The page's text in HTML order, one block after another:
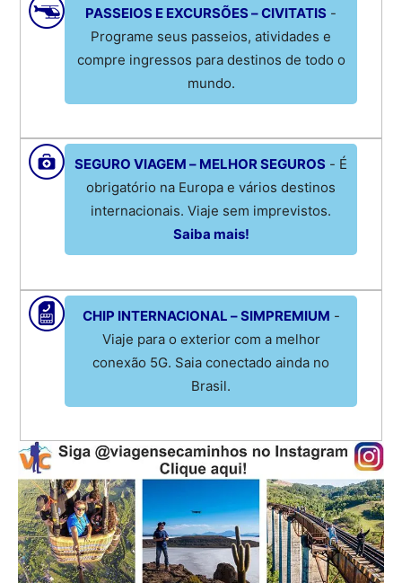
PASSEIOS E EXCURSÕES – CIVITATIS -
Programe seus passeios, atividades e
compre ingressos para destinos de todo o
mundo.
SEGURO VIAGEM – MELHOR SEGUROS - É
obrigatório na Europa e vários destinos
internacionais. Viaje sem imprevistos.
Saiba mais!
CHIP INTERNACIONAL – SIMPREMIUM -
Viaje para o exterior com a melhor
conexão 5G. Saia conectado ainda no
Brasil.